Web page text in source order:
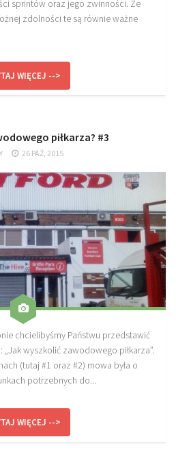
sprintów oraz jego zwinności. Ze
zdolności te są równie ważne
WIĘCEJ -->
piłkarza? #3
26 PAŹ, 2015
chcielibyśmy Państwu przedstawić
wyszkolić zawodowego piłkarza”.
(tutaj #1 oraz #2) mowa była o
potrzebnych do...
WIĘCEJ -->